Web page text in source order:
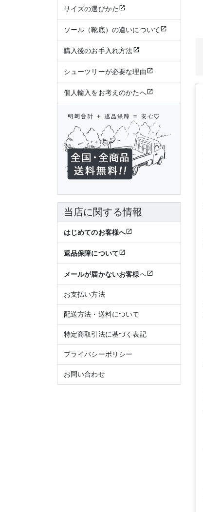
サイズの選びかた
ソール（靴底）の違いについて
購入後のお手入れ方法
シューツリーが必要な理由
個人輸入をお考えのかたへ
当店に関する情報
はじめてのお客様へ
返品保障について
メールが届かないお客様へ
お支払い方法
配送方法・送料について
特定商取引法に基づく表記
プライバシーポリシー
お問い合わせ